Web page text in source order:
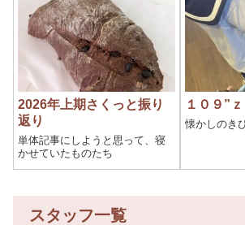
2026年上期さくっと振り
返り
単体記事にしようと思って、寝
かせていたものたち
１０９”ｚ
懐かしのき
スタッフ一覧